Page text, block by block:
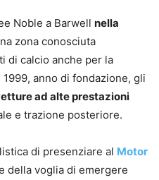
Noble a Barwell nella
zona conosciuta
di calcio anche per la
anno di fondazione, gli
ad alte prestazioni
e trazione posteriore.
di presenziare al Motor
della voglia di emergere